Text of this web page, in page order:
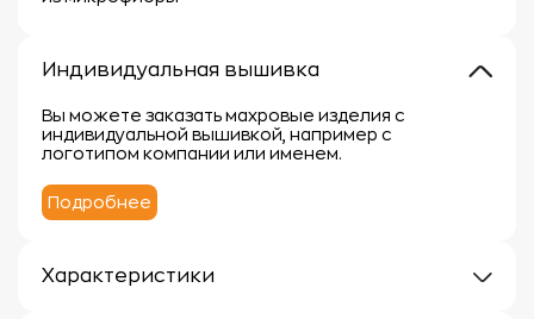
Индивидуальная вышивка
Вы можете заказать махровые изделия с
индивидуальной вышивкой, например с
логотипом компании или именем.
Подробнее
Характеристики